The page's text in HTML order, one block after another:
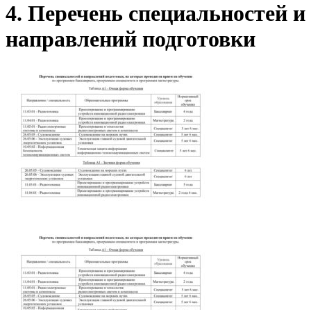
4. Перечень специальностей и
направлений подготовки